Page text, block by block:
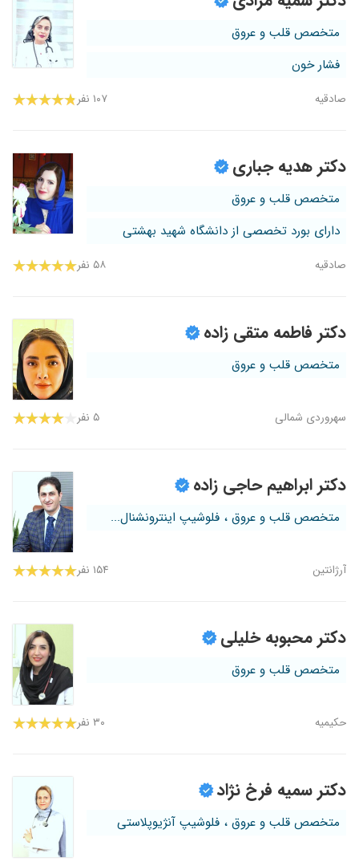
متخصص قلب و عروق
فشار خون
صادقیه ۱۰۷ نفر
دکتر هدیه جباری
متخصص قلب و عروق
دارای بورد تخصصی از دانشگاه شهید بهشتی
صادقیه ۵۸ نفر
دکتر فاطمه متقی زاده
متخصص قلب و عروق
سهروردی شمالی ۵ نفر
دکتر ابراهیم حاجی زاده
متخصص قلب و عروق ، فلوشیپ اینترونشنال...
آرژانتین ۱۵۴ نفر
دکتر محبوبه خلیلی
متخصص قلب و عروق
حکیمیه ۳۰ نفر
دکتر سمیه فرخ نژاد
متخصص قلب و عروق ، فلوشیپ آنژیوپلاستی